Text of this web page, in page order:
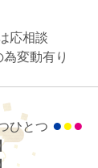
応相談
変動有り
ひとつ ●●●